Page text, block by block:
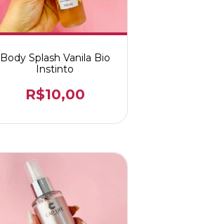
Body Splash Vanila Bio
Instinto
R$10,00